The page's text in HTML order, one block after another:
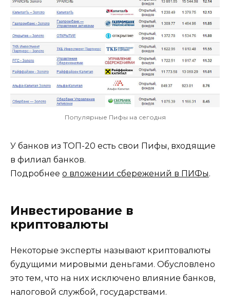
Популярные Пифы на сегодня
У банков из ТОП-20 есть свои Пифы, входящие
в филиал банков.
Подробнее о вложении сбережений в ПИФы.
Инвестирование в
криптовалюты
Некоторые эксперты называют криптовалюты
будущими мировыми деньгами. Обусловлено
это тем, что на них исключено влияние банков,
налоговой службой, государствами.